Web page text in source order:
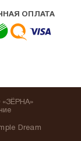
ОПЛАТА
Dream